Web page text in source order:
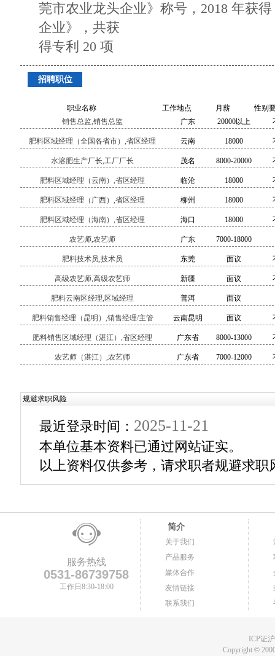
莞市农业龙头企业》称号，2018 年获
企业》，共获
得专利 20 项
招聘职位
职业名称 工作地点 月薪
性别
销售总监,销售总监
广东 20000以上
肥料区域经理（全国各省市）,省区经理 云南 18000
水溶肥生产厂长,工厂厂长 茂名 8000-20000
肥料区域经理（云南）,省区经理 临沧 18000
肥料区域经理（广西）,省区经理 柳州 18000
肥料区域经理（海南）,省区经理 海口 18000
农艺师,农艺师 广东 7000-18000
肥料技术员,技术员 东莞 面议
高级农艺师,高级农艺师 新疆 面议
肥料云南区经理,区域经理 普洱 面议
肥料销售经理（昆明）,销售经理/主管 云南昆明 面议
肥料销售区域经理（湛江）,省区经理 广东省 8000-13000
农艺师（湛江）,农艺师 广东省 7000-12000
规避求职风险
最近登录时间： 2025-11-21
本单位基本资料已通过网站证实。
以上资料仅供参考，请求职者规避求职
服务热线
0531-86739758
工作日8:30-18:00
简介
关于我们
产品服务
媒体合作
友情链接
联系我们
ICP证
Copyright©